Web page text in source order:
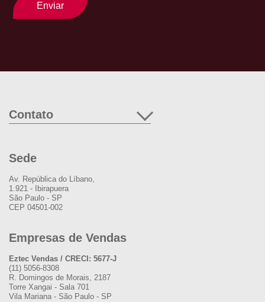
Enviar
Contato
Sede
Av. República do Líbano,
1.921 - Ibirapuera
São Paulo - SP
CEP 04501-002
Empresas de Vendas
Eztec Vendas / CRECI: 5677-J
(11) 5056-8308
R. Domingos de Morais, 2187
Torre Xangai - Sala 701
Vila Mariana - São Paulo - SP